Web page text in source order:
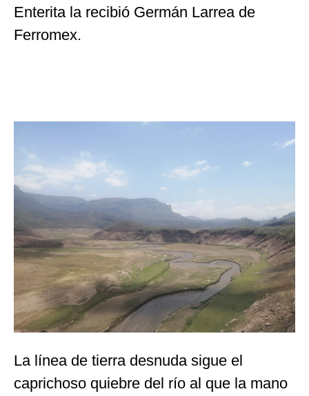
Enterita la recibió Germán Larrea de
Ferromex.
La línea de tierra desnuda sigue el
caprichoso quiebre del río al que la mano